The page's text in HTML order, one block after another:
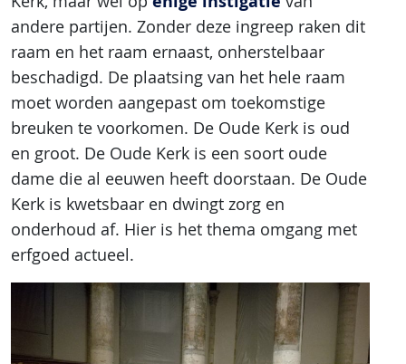
andere partijen. Zonder deze ingreep raken dit
raam en het raam ernaast, onherstelbaar
beschadigd. De plaatsing van het hele raam
moet worden aangepast om toekomstige
breuken te voorkomen. De Oude Kerk is oud
en groot. De Oude Kerk is een soort oude
dame die al eeuwen heeft doorstaan. De Oude
Kerk is kwetsbaar en dwingt zorg en
onderhoud af. Hier is het thema omgang met
erfgoed actueel.